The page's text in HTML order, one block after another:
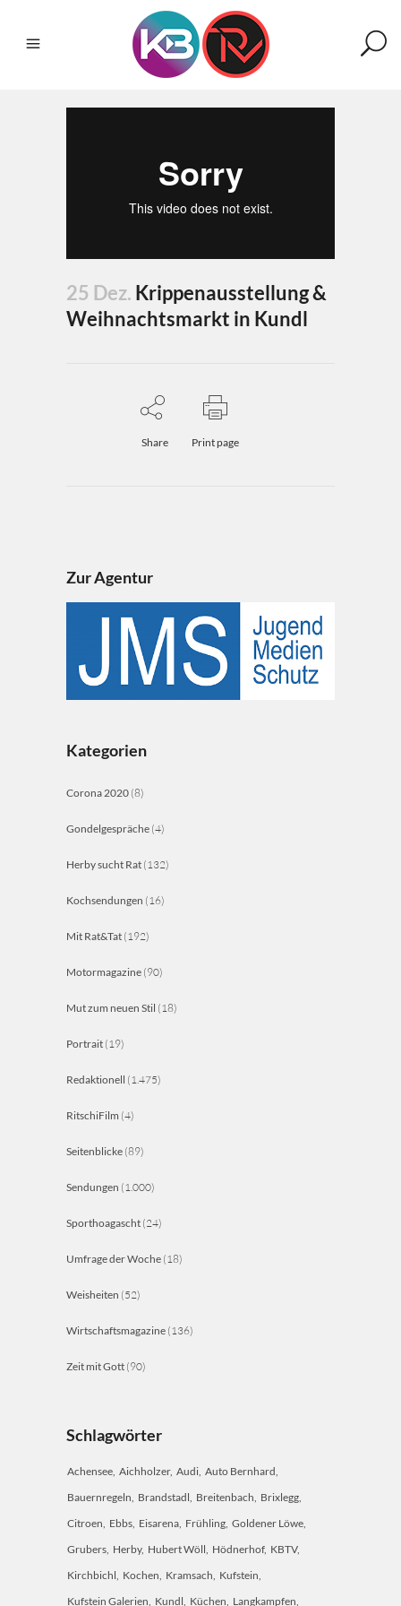
25 Dez. Krippenausstellung &
Weihnachtsmarkt in Kundl
Share Print page
Zur Agentur
Kategorien
Corona 2020 (8)
Gondelgespräche (4)
Herby sucht Rat (132)
Kochsendungen (16)
Mit Rat&Tat (192)
Motormagazine (90)
Mut zum neuen Stil (18)
Portrait (19)
Redaktionell (1.475)
RitschiFilm (4)
Seitenblicke (89)
Sendungen (1.000)
Sporthoagascht (24)
Umfrage der Woche (18)
Weisheiten (52)
Wirtschaftsmagazine (136)
Zeit mit Gott (90)
Schlagwörter
Achensee Aichholzer Audi Auto Bernhard
Bauernregeln Brandstadl Breitenbach Brixlegg
Citroen Ebbs Eisarena Frühling Goldener Löwe
Grubers Herby Hubert Wöll Hödnerhof KBTV
Kirchbichl Kochen Kramsach Kufstein
Kufstein Galerien Kundl Küchen Langkampfen